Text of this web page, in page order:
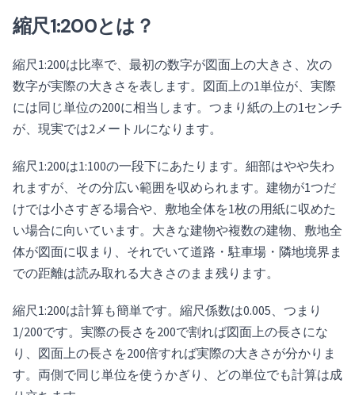
縮尺1:200とは？
縮尺1:200は比率で、最初の数字が図面上の大きさ、次の
数字が実際の大きさを表します。図面上の1単位が、実際
には同じ単位の200に相当します。つまり紙の上の1センチ
が、現実では2メートルになります。
縮尺1:200は1:100の一段下にあたります。細部はやや失わ
れますが、その分広い範囲を収められます。建物が1つだ
けでは小さすぎる場合や、敷地全体を1枚の用紙に収めた
い場合に向いています。大きな建物や複数の建物、敷地全
体が図面に収まり、それでいて道路・駐車場・隣地境界ま
での距離は読み取れる大きさのまま残ります。
縮尺1:200は計算も簡単です。縮尺係数は0.005、つまり
1/200です。実際の長さを200で割れば図面上の長さにな
り、図面上の長さを200倍すれば実際の大きさが分かりま
す。両側で同じ単位を使うかぎり、どの単位でも計算は成